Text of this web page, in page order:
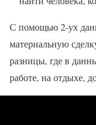
С помощью 2-ух
материальную
разницы, где в
работе, на отдыхе,